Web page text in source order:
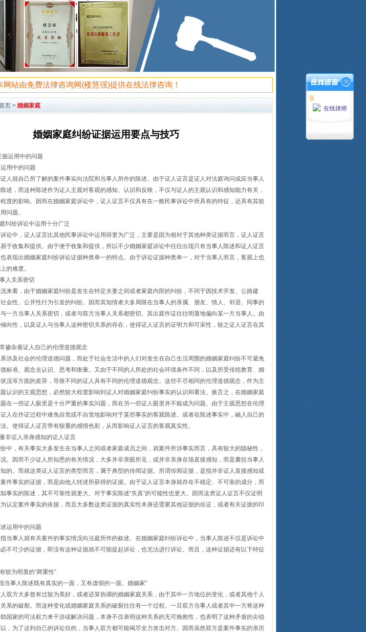
在线律师
网站由免费法律咨询网(楼慧强)提供在线法律咨询！
站内搜索：
页> 婚姻家庭
婚姻家庭纠纷证据运用要点与技巧
运用中的问题
用中的问题
就自己所了解的案件事实向法院和当事人所作的陈述。由于证人证言是证人对法庭询问或应当事人
述，而这种陈述作为证人主观对客观的感知、认识和反映，不仅与证人的主观认识和感知能力有关，
度的影响。因而在婚姻家庭诉讼中，证人证言不仅具有在一般民事诉讼中所具有的特征，还具有其较
问题。
纷诉讼中运用十分广泛
中，证人证言比其他民事诉讼中运用得更为广泛，主要是因为相对于其他种类证据而言，证人证言
于收集和提供。由于便于收集和提供，所以不少婚姻家庭诉讼中往往出现只有当事人陈述和证人证言
表现出婚姻家庭纠纷诉讼证据种类单一的特点。由于诉讼证据种类单一，对于当事人而言，客观上也
的难度。
人关系密切
看，由于婚姻家庭纠纷是发生在特定夫妻之间或者家庭内部的纠纷，不同于因技术开发、公路建
会性、公开性行为引发的纠纷。因而其知情者大多局限在当事人的亲属、朋友、情人、邻居、同事的
一方当事人关系密切，或者与双方当事人关系都密切。其出庭作证往往明显地偏向某一方当事人。由
向性，以及证人与当事人这种密切关系的存在，使得证人证言的证明力和可采性，较之证人证言在其
杂着证人自己的伦理道德观念
及社会的伦理道德问题，而处于社会生活中的人们对发生在自己生活周围的婚姻家庭纠纷不可避免
标准、观念去认识、思考和衡量。又由于不同的人所处的社会环境条件不同，以及所受传统教育、婚
况等方面的差异，导致不同的证人具有不同的伦理道德观念。这些不尽相同的伦理道德观念，作为主
认识的主观思想，必然较大程度影响到证人对婚姻家庭纠纷事实的认识和看法。换言之，在婚姻家庭
在一些证人眼里是十分严重的事实问题，而在另一些证人眼里并不能成为问题。由于主观思想在伦理
人在作证过程中难免自觉或不自觉地影响对于某些事实的客观陈述。或者在陈述事实中，融入自己的
。使得证人证言带有较重的感情色彩，从而影响证人证言的客观真实性。
证人亲身感知的证人证言
，有关事实大多发生在当事人之间或者家庭成员之间，就案件所涉事实而言，具有较大的隐秘性，
。因而不少证人所知悉的有关情况，大多并非亲眼所见，或并非亲身在场直接感知，而是囊括当事人
的。而就这类证人证言的类型而言，属于典型的传闻证据。所谓传闻证据，是指并非证人直接感知或
件事实的证据，而是由他人转述所获得的证据。由于证人证言本身就存在不稳定、不可靠的成分，而
事实的陈述，其不可靠性就更大。对于事实陈述“失真”的可能性也更大。因而这类证人证言不仅证明
认定案件事实的依据，而且大多数这类证据的真实性本身还需要其他证据的佐证，或者有关证据的印
运用中的问题
事人就有关案件的事实情况向法庭所作的叙述。在婚姻家庭纠纷诉讼中，当事人陈述不仅是诉讼中
不可少的证据，即没有这种证据就不可能提起诉讼，也无法进行诉讼。而且，这种证据还有以下特征
为明显的“两重性”
事人陈述既有真实的一面，又有虚假的一面。婚姻家''
方大多曾有过较为美好，或者还算协调的婚姻家庭关系，由于其中一方地位的变化，或者其他个人
系的破裂。而这种变化或婚姻家庭关系的破裂往往有一个过程。一旦双方当事人或者其中一方将这种
国家的司法权力来干涉或解决问题，本身不仅表明这种关系的无可挽救性，也表明了这种矛盾的尖锐
，为了达到自己的诉讼目的，当事人双方都可能竭尽全力攻击对方。因而虽然双方是案件事实的亲历